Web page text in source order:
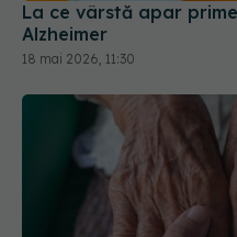
La ce vârstă apar
Alzheimer
18 mai 2026, 11:30